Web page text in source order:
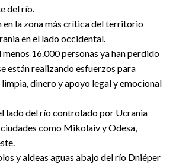
del río.
en la zona más crítica del territorio
en el lado occidental.
16.000 personas ya han perdido
están realizando esfuerzos para
dinero y apoyo legal y emocional
lado del río controlado por Ucrania
como Mikolaiv y Odesa,
y aldeas aguas abajo del río Dniéper